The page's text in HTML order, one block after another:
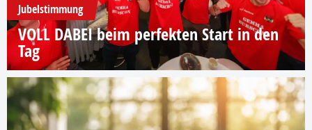
Jubelstimmung
VOLL DABEI beim perfekten Start in den
Tag